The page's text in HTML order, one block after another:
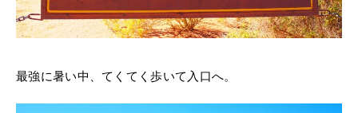
最強に暑い中、てくてく歩いて入口へ。